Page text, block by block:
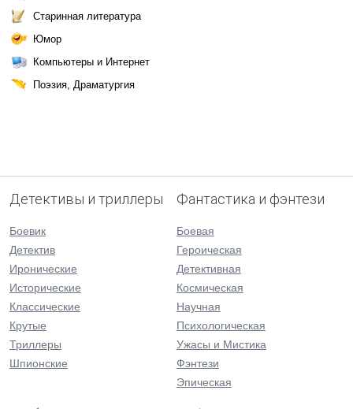
Старинная литература
Юмор
Компьютеры и Интернет
Поэзия, Драматургия
Детективы и триллеры
Боевик
Детектив
Иронические
Исторические
Классические
Крутые
Триллеры
Шпионские
Фантастика и фэнтези
Боевая
Героическая
Детективная
Космическая
Научная
Психологическая
Ужасы и Мистика
Фэнтези
Эпическая